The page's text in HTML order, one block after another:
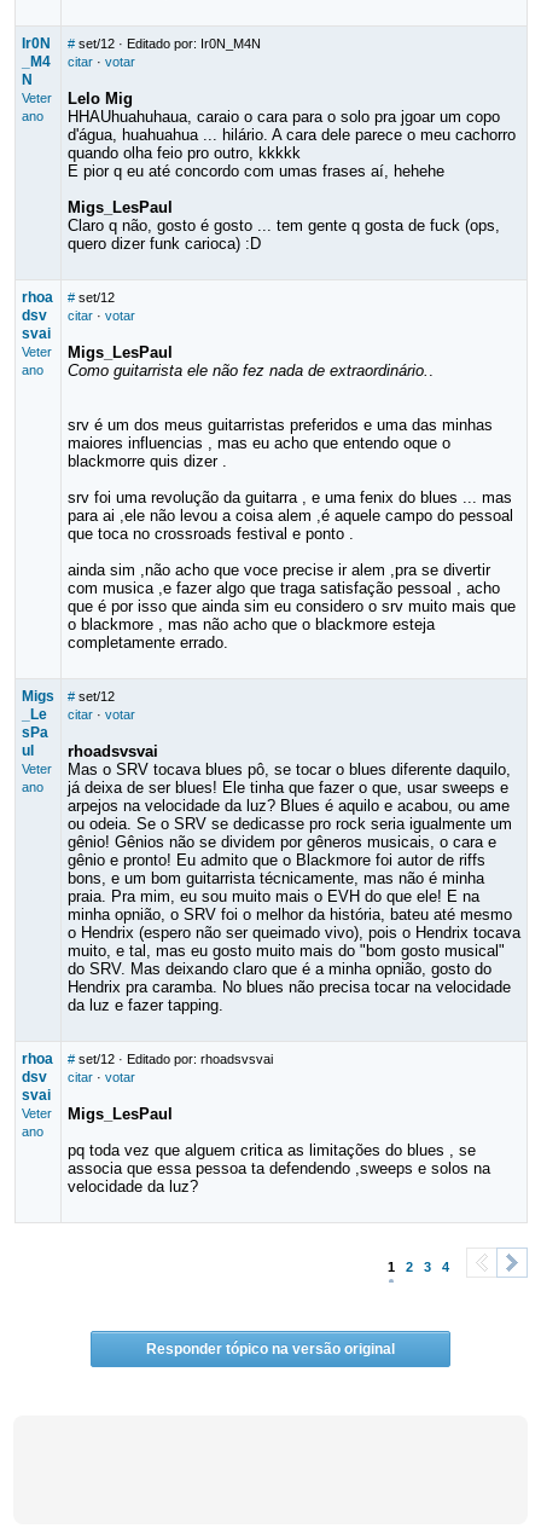
Ir0N
_M4
N
Veter
ano
# set/12· Editado por: Ir0N_M4N
citar· votar
Lelo Mig
HHAUhuahuhaua, caraio o cara para o solo pra jgoar um copo
d'água, huahuahua ... hilário. A cara dele parece o meu cachorro
quando olha feio pro outro, kkkkk
E pior q eu até concordo com umas frases aí, hehehe
Migs_LesPaul
Claro q não, gosto é gosto ... tem gente q gosta de fuck (ops,
quero dizer funk carioca) :D
rhoa
dsv
svai
Veter
ano
# set/12
citar· votar
Migs_LesPaul
Como guitarrista ele não fez nada de extraordinário. .
srv é um dos meus guitarristas preferidos e uma das minhas
maiores influencias , mas eu acho que entendo oque o
blackmorre quis dizer .
srv foi uma revolução da guitarra , e uma fenix do blues ... mas
para ai ,ele não levou a coisa alem ,é aquele campo do pessoal
que toca no crossroads festival e ponto .
ainda sim ,não acho que voce precise ir alem ,pra se divertir
com musica ,e fazer algo que traga satisfação pessoal , acho
que é por isso que ainda sim eu considero o srv muito mais que
o blackmore , mas não acho que o blackmore esteja
completamente errado.
Migs
_Le
sPa
ul
Veter
ano
# set/12
citar· votar
rhoadsvsvai
Mas o SRV tocava blues pô, se tocar o blues diferente daquilo,
já deixa de ser blues! Ele tinha que fazer o que, usar sweeps e
arpejos na velocidade da luz? Blues é aquilo e acabou, ou ame
ou odeia. Se o SRV se dedicasse pro rock seria igualmente um
gênio! Gênios não se dividem por gêneros musicais, o cara e
gênio e pronto! Eu admito que o Blackmore foi autor de riffs
bons, e um bom guitarrista técnicamente, mas não é minha
praia. Pra mim, eu sou muito mais o EVH do que ele! E na
minha opnião, o SRV foi o melhor da história, bateu até mesmo
o Hendrix (espero não ser queimado vivo), pois o Hendrix tocava
muito, e tal, mas eu gosto muito mais do "bom gosto musical"
do SRV. Mas deixando claro que é a minha opnião, gosto do
Hendrix pra caramba. No blues não precisa tocar na velocidade
da luz e fazer tapping.
rhoa
dsv
svai
Veter
ano
# set/12· Editado por: rhoadsvsvai
citar· votar
Migs_LesPaul
pq toda vez que alguem critica as limitações do blues , se
associa que essa pessoa ta defendendo ,sweeps e solos na
velocidade da luz?
1 2 3 4
>
Responder tópico na versão original